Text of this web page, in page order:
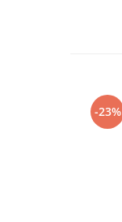
-23%